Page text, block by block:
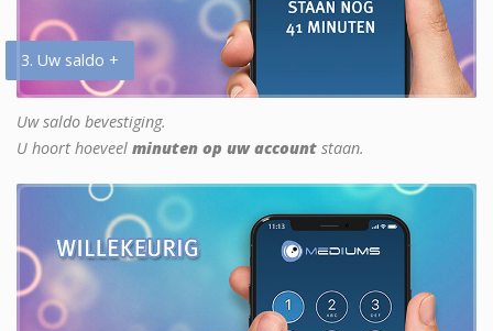
3. Uw saldo +
Uw saldo bevestiging.
U hoort hoeveel minuten op uw account staan.